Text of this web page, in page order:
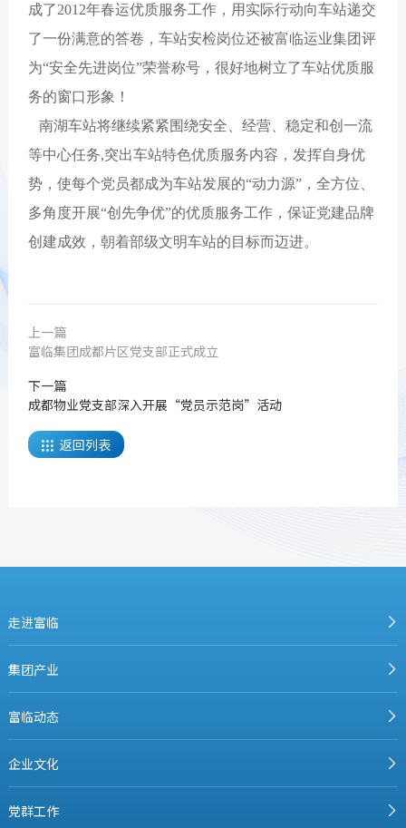
成了2012年春运优质服务工作，用实际行动向车站递交
了一份满意的答卷，车站安检岗位还被富临运业集团评
为“安全先进岗位”荣誉称号，很好地树立了车站优质服
务的窗口形象！
南湖车站将继续紧紧围绕安全、经营、稳定和创一流
等中心任务,突出车站特色优质服务内容，发挥自身优
势，使每个党员都成为车站发展的“动力源”，全方位、
多角度开展“创先争优”的优质服务工作，保证党建品牌
创建成效，朝着部级文明车站的目标而迈进。
上一篇
富临集团成都片区党支部正式成立
下一篇
成都物业党支部深入开展“党员示范岗”活动
 返回列表
走进富临
集团产业
富临动态
企业文化
党群工作